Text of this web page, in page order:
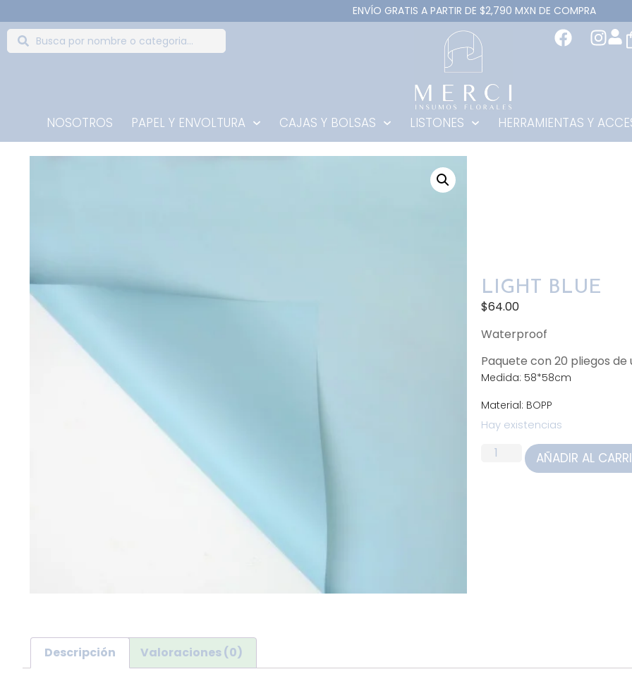
ENVÍO GRATIS A PARTIR DE $2,790 MXN DE COMPRA
NOSOTROS PAPEL Y ENVOLTURA CAJAS Y BOLSAS LISTONES HERRAMIENTAS Y
LIGHT BLUE
$64.00
Waterproof
Paquete con 20 pliegos
Medida: 58*58cm
Material: BOPP
Hay existencias
AÑADIR AL
Descripción Valoraciones (0)